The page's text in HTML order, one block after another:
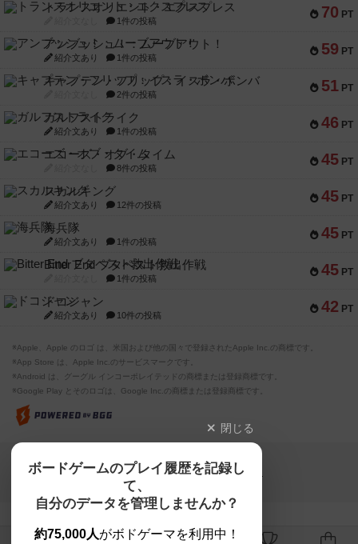
70 PT
トランスオリエント・エクスプレス
1件の投稿
59 PT
アンブッシュ！：ムーブアウト！
紹介文あり 1件の投稿
51 PT
キャプテン・フリップ：イスラ・ボンバ
2件の投稿
46 PT
ガルフストライク
紹介文あり 1件の投稿
45 PT
エコーズ・オブ・タイム
8件の投稿
45 PT
スカルキング
紹介文あり 12件の投稿
45 PT
海兵隊
紹介文あり 1件の投稿
45 PT
Bitter End ブタペスト救出作戦
1件の投稿
42 PT
ドコジャン
紹介文あり 10件の投稿
※Apple、Apple のロゴ は、米国および他の国々で登録されたApple Inc.の商標です。
※App Store は、Apple Inc.のサービスマークです。
※Android は、グーグル インコーポレイテッドの商標または登録商標です。
※Google Play とそのロゴは、Google Inc.の商標または登録商標です。
閉じる
ボードゲームのプレイ履歴を記録し
て、
自分のデータを管理しませんか？
約75,000人がボドゲーマを利用中！
Copyright (c)
【ボドゲーマ】ボードゲームの総合情報サイト